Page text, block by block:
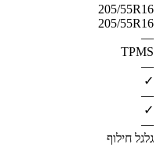
205/55R16
205/55R16
—
TPMS
—
✓
—
✓
—
גלגל חילוף